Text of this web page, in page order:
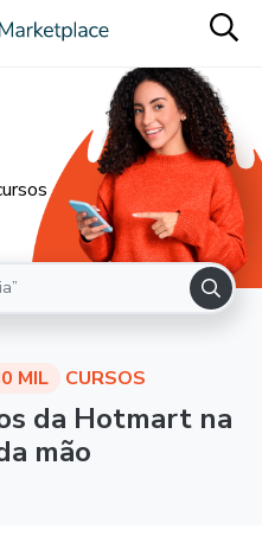
MIL CURSOS
da Hotmart na
mão